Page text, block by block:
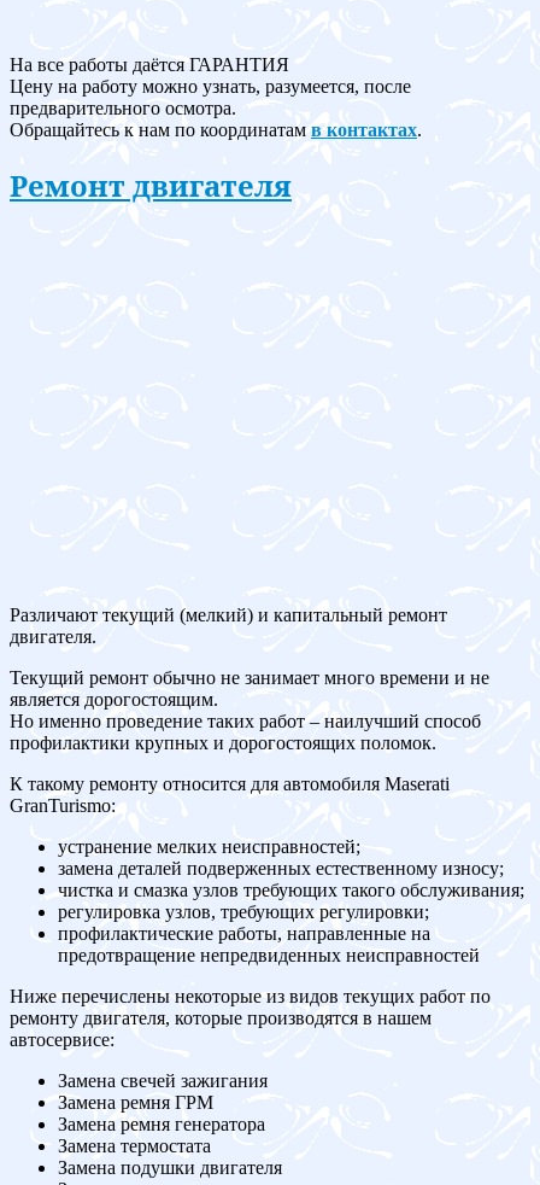
На все работы даётся ГАРАНТИЯ
Цену на работу можно узнать, разумеется, после
предварительного осмотра.
Обращайтесь к нам по координатам в контактах.
Ремонт двигателя
Различают текущий (мелкий) и капитальный ремонт
двигателя.
Текущий ремонт обычно не занимает много времени и не
является дорогостоящим.
Но именно проведение таких работ – наилучший способ
профилактики крупных и дорогостоящих поломок.
К такому ремонту относится для автомобиля Maserati
GranTurismo:
устранение мелких неисправностей;
замена деталей подверженных естественному износу;
чистка и смазка узлов требующих такого обслуживания;
регулировка узлов, требующих регулировки;
профилактические работы, направленные на
предотвращение непредвиденных неисправностей
Ниже перечислены некоторые из видов текущих работ по
ремонту двигателя, которые производятся в нашем
автосервисе:
Замена свечей зажигания
Замена ремня ГРМ
Замена ремня генератора
Замена термостата
Замена подушки двигателя